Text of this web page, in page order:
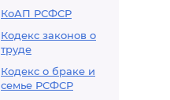
КоАП РСФСР
Кодекс законов о
труде
Кодекс о браке и
семье РСФСР